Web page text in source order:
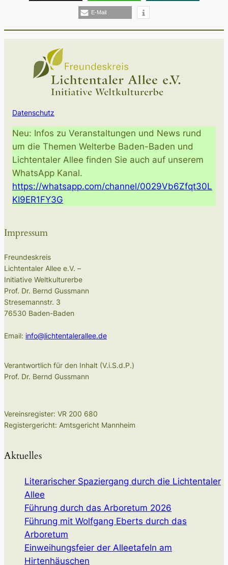
E-Mail
Datenschutz
Neu: Infos zu Veranstaltungen und News rund
um die Themen Welterbe Baden-Baden und
Lichtentaler Allee finden Sie auch auf unserem
WhatsApp Kanal.
https://whatsapp.com/channel/0029Vb6Zfqt30L
KI9ER1FY3G
Impressum
Freundeskreis
Lichtentaler Allee e.V. –
Initiative Weltkulturerbe
Prof. Dr. Bernd Gussmann
Stresemannstr. 3
76530 Baden-Baden
Email: info@lichtentalerallee.de
Verantwortlich für den Inhalt (V.i.S.d.P.)
Prof. Dr. Bernd Gussmann
Vereinsregister: VR 200 680
Registergericht: Amtsgericht Mannheim
Aktuelles
Literarischer Spaziergang durch die Lichtentaler
Allee
Führung durch das Arboretum 2026
Führung mit Wolfgang Eberts durch das
Arboretum
Einweihungsfeier der Alleetafeln am
Hirtenhäuschen